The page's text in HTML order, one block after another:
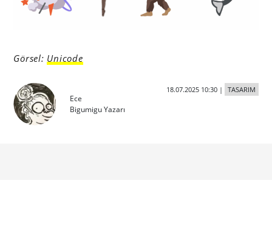
Görsel: Unicode
Ece
Bigumigu Yazarı
18.07.2025 10:30| TASARIM